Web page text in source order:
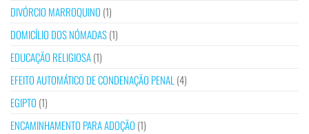
DIVÓRCIO MARROQUINO (1)
DOMICÍLIO DOS NÓMADAS(1)
EDUCAÇÃO RELIGIOSA(1)
EFEITO AUTOMÁTICO DE CONDENAÇÃO PENAL (4)
EGIPTO (1)
ENCAMINHAMENTO PARA ADOÇÃO (1)